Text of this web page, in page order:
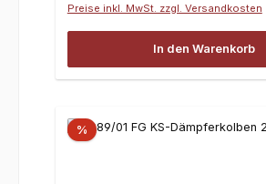
Preise inkl. MwSt. zzgl. Versandkosten
In den Warenkorb
%